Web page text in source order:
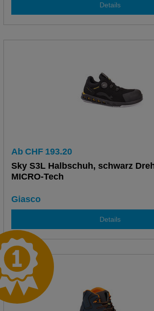
Details
Ab CHF 193.20
Sky S3L Halbschuh, schwarz
MICRO-Tech
Giasco
Details